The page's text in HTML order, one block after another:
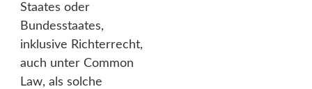
Staates oder
Bundesstaates,
inklusive Richterrecht,
auch unter Common
Law, als solche